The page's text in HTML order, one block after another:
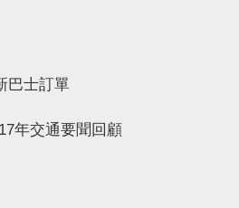
巴士訂單
年交通要聞回顧